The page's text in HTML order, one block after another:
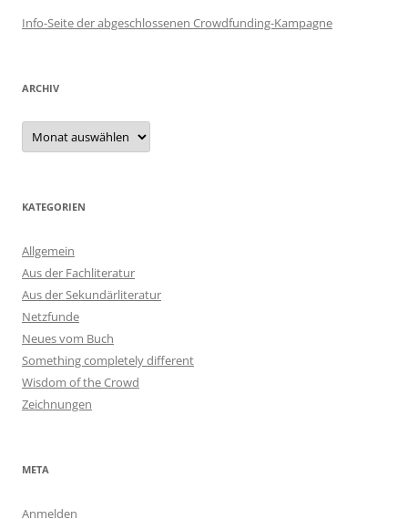
Info-Seite der abgeschlossenen Crowdfunding-Kampagne
ARCHIV
Archiv
KATEGORIEN
Allgemein
Aus der Fachliteratur
Aus der Sekundärliteratur
Netzfunde
Neues vom Buch
Something completely different
Wisdom of the Crowd
Zeichnungen
META
Anmelden